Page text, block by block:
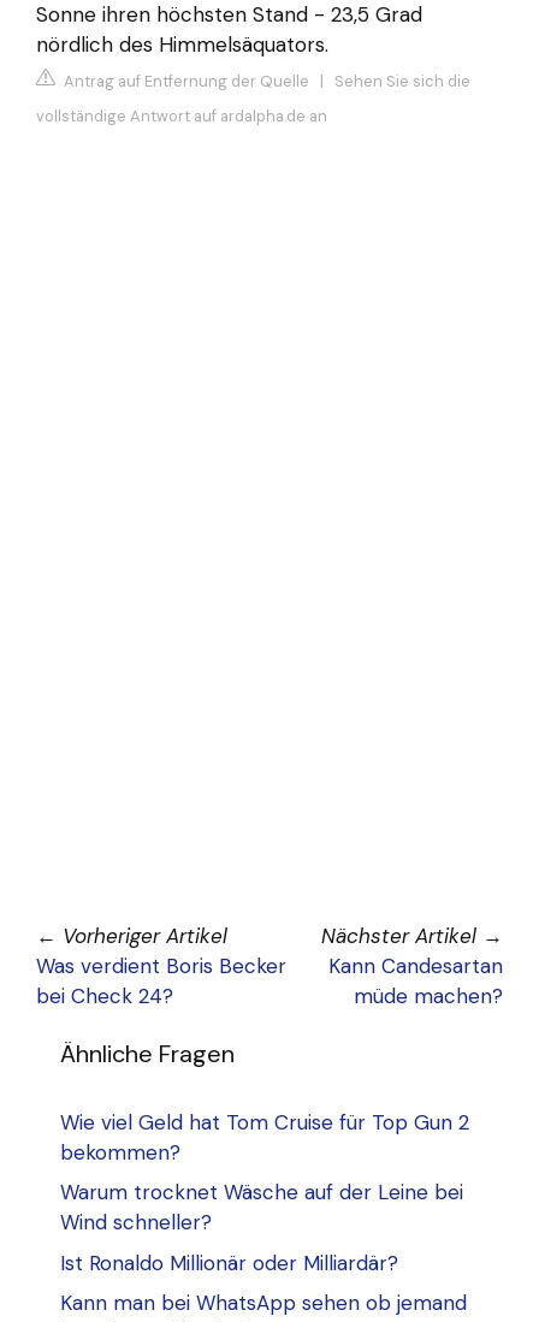
Sonne ihren höchsten Stand - 23,5 Grad
nördlich des Himmelsäquators.
Antrag auf Entfernung der Quelle | Sehen Sie sich die
vollständige Antwort auf ardalpha.de an
← Vorheriger Artikel
Was verdient Boris Becker
bei Check 24?
Nächster Artikel →
Kann Candesartan
müde machen?
Ähnliche Fragen
Wie viel Geld hat Tom Cruise für Top Gun 2
bekommen?
Warum trocknet Wäsche auf der Leine bei
Wind schneller?
Ist Ronaldo Millionär oder Milliardär?
Kann man bei WhatsApp sehen ob jemand